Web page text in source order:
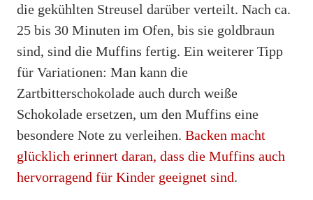
die gekühlten Streusel darüber verteilt. Nach ca.
25 bis 30 Minuten im Ofen, bis sie goldbraun
sind, sind die Muffins fertig. Ein weiterer Tipp
für Variationen: Man kann die
Zartbitterschokolade auch durch weiße
Schokolade ersetzen, um den Muffins eine
besondere Note zu verleihen. Backen macht
glücklich erinnert daran, dass die Muffins auch
hervorragend für Kinder geeignet sind.